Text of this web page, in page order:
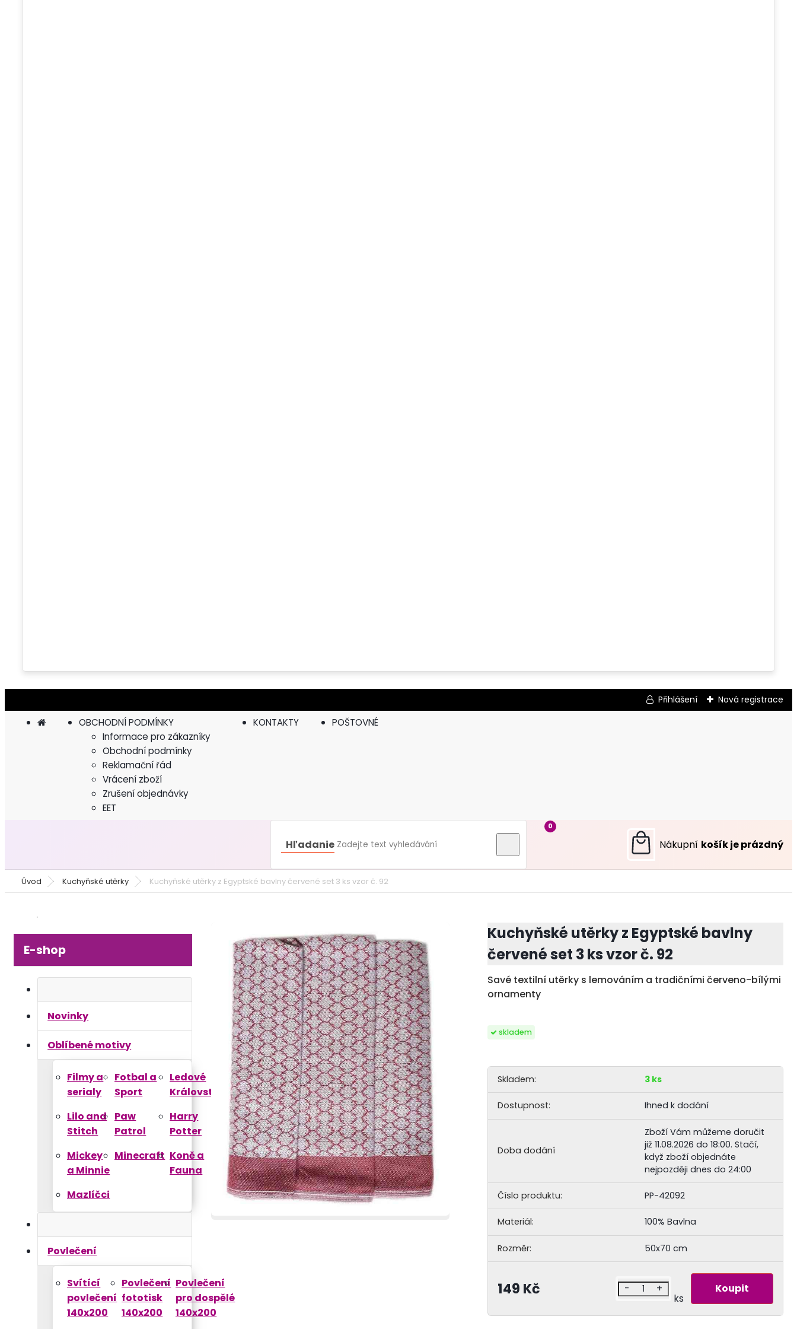
Přihlášení Nová registrace
OBCHODNÍ PODMÍNKY
Informace pro zákazníky
Obchodní podmínky
Reklamační řád
Vrácení zboží
Zrušení objednávky
EET
KONTAKTY POŠTOVNÉ
Hľadanie
0
Úvod Kuchyňské utěrky Kuchyňské utěrky z Egyptské bavlny červené set 3 ks vzor č. 92
E-shop
Novinky
Oblíbené motivy
Filmy a
serialy
Fotbal a
Sport
Ledové
Království
Lilo and
Stitch
Paw
Patrol
Harry
Potter
Mickey
a Minnie
Minecraft Koně a
Fauna
Mazlíčci
Povlečení
Svítící
povlečení
140x200
Povlečení
fototisk
140x200
Povlečení
pro dospělé
140x200
Kuchyňské utěrky z Egyptské bavlny
červené set 3 ks vzor č. 92
Savé textilní utěrky s lemováním a tradičními červeno-bílými
ornamenty
skladem
Skladem: 3 ks
Dostupnost: Ihned k dodání
Doba dodání
Zboží Vám můžeme doručit
již 11.08.2026 do 18:00.Stačí,
když zboží objednáte
nejpozději dnes do 24:00
Číslo produktu: PP-42092
Materiál: 100% Bavlna
Rozměr: 50x70 cm
149 Kč - +
ks